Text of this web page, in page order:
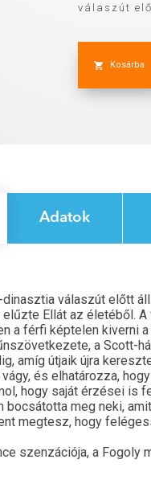
válaszút
Kosárba
Adatok
válaszút előtt áll.
Ellát az életéből.
a férfi képtelen kiverni
a Scott-
amíg útjaik újra
és elhatározza, hogy
hogy saját érzései is
bocsátotta meg neki,
megtesz, hogy
szenzációja, a